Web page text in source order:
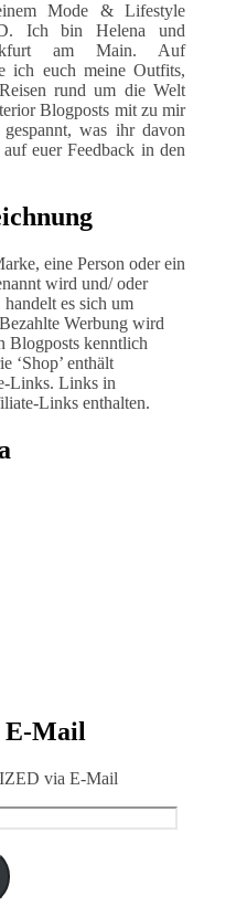
Mode & Lifestyle
Ich bin Helena und
am Main. Auf
ich euch meine Outfits,
rund um die Welt
Blogposts mit zu mir
was ihr davon
euer Feedback in den
eine Person oder ein
wird und/ oder
es sich um
Werbung wird
Blogposts kenntlich
‘Shop’ enthält
Links. Links in
Links enthalten.
E-Mail
via E-Mail